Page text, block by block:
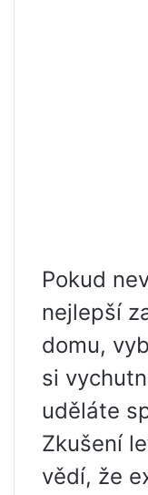
Pokud
nejlepší
domu,
si
uděláte
Zkušení
vědí, že